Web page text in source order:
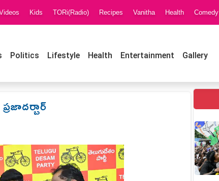
Kids TORi(Radio) Recipes Vanitha Health Comedy
Politics Lifestyle Health Entertainment Gallery